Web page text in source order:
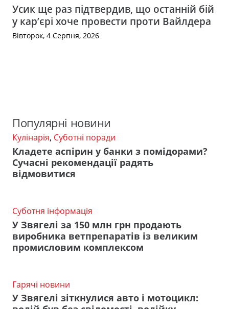
Усик ще раз підтвердив, що останній бій
у кар’єрі хоче провести проти Вайлдера
Вівторок, 4 Серпня, 2026
Популярні новини
Кулінарія, Суботні поради
Кладете аспірин у банки з помідорами?
Сучасні рекомендації радять
відмовитися
Суботня інформація
У Звягелі за 150 млн грн продають
виробника ветпрепаратів із великим
промисловим комплексом
Гарячі новини
У Звягелі зіткнулися авто і мотоцикл: